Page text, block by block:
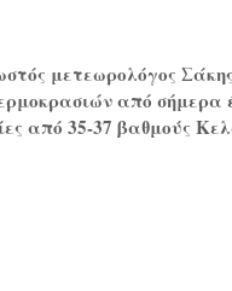
μετεωρολόγος
από
από 35-37 βαθμούς